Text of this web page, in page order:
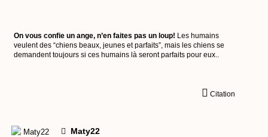
On vous confie un ange, n’en faites pas un loup! Les humains
veulent des “chiens beaux, jeunes et parfaits”, mais les chiens se
demandent toujours si ces humains là seront parfaits pour eux..
Citation
Maty22